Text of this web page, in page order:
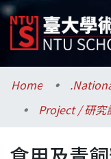
Communities &
Research
Fundings &
Home
Project / 研究